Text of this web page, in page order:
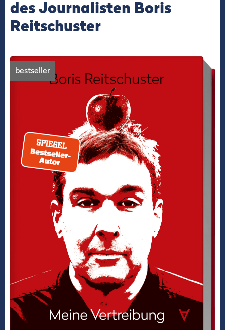
des Journalisten Boris
Reitschuster
bestseller